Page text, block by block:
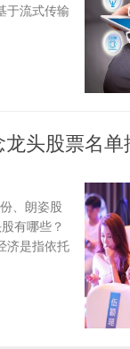
于流式传输
头股票名单
、朗姿股
有哪些？
济是指依托